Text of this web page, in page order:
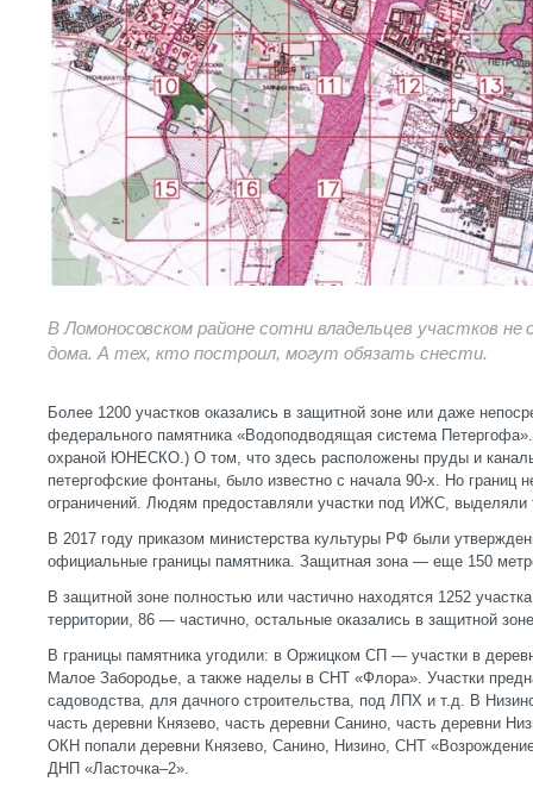
В Ломоносовском районе сотни владельцев участков
дома. А тех, кто построил, могут обязать снести.
Более 1200 участков оказались в защитной зоне или даже
федерального памятника «Водоподводящая система
охраной ЮНЕСКО.) О том, что здесь расположены пруды и
петергофские фонтаны, было известно с начала 90-х. Но границ
ограничений. Людям предоставляли участки под ИЖС, выделяли
В 2017 году приказом министерства культуры РФ были
официальные границы памятника. Защитная зона — еще 150
В защитной зоне полностью или частично находятся 1252
территории, 86 — частично, остальные оказались в защитной
В границы памятника угодили: в Оржицком СП — участки в
Малое Забородье, а также наделы в СНТ «Флора». Участки
садоводства, для дачного строительства, под ЛПХ и т.д. В
часть деревни Князево, часть деревни Санино, часть деревни
ОКН попали деревни Князево, Санино, Низино, СНТ
ДНП «Ласточка–2».